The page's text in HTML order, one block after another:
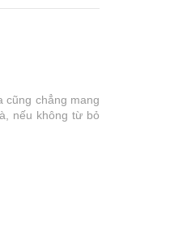
cũng chẳng mang
nếu không từ bỏ